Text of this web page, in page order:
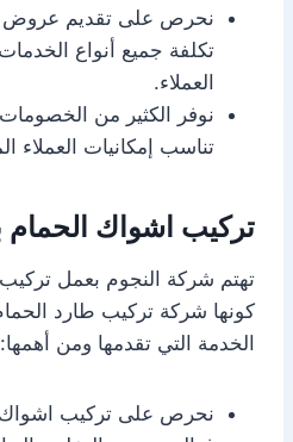
نحرص على تقديم
تكلفة جميع أنواع
العملاء.
نوفر الكثير من
تناسب إمكانيات العملاء
تركيب اشواك الحمام
تهتم شركة النجوم بعمل
كونها شركة تركيب طارد
الخدمة التي تقدمها ومن أهمها:
نحرص على تركيب اشواك